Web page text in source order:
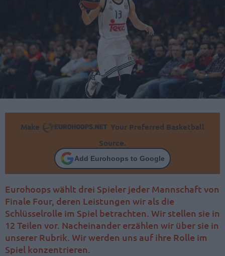
Make
Your Preferred Basketball
Source.
Add Eurohoops to Google
Eurohoops wählt drei Spieler jeder Mannschaft von
Finale Four, deren Leistungen wir als die
Schlüsselrolle im Spiel betrachten. Wir stellen sie in
12 Teilen vor. Nacheinander erzählen wir über sie in
unserer Rubrik. Wir werden uns auf ihre Rolle im
Spiel konzentrieren.